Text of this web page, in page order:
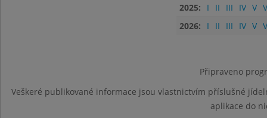
2025:
I II III IV V
2026:
I II III IV V
Připraveno
Veškeré publikované informace jsou vlastnictvím příslušné
aplikace do